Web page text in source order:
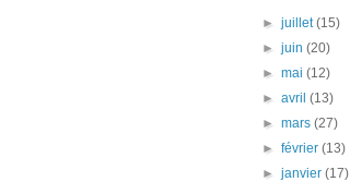
►juillet(15)
►juin(20)
►mai(12)
►avril(13)
►mars(27)
►février(13)
►janvier(17)